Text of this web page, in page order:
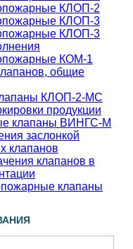
КЛОП-2
КЛОП-3
КЛОП-3
КОМ-1
общие
КЛОП-2-МС
продукции
клапаны ВИНГС-М
заслонкой
клапанов
клапанов в
клапаны